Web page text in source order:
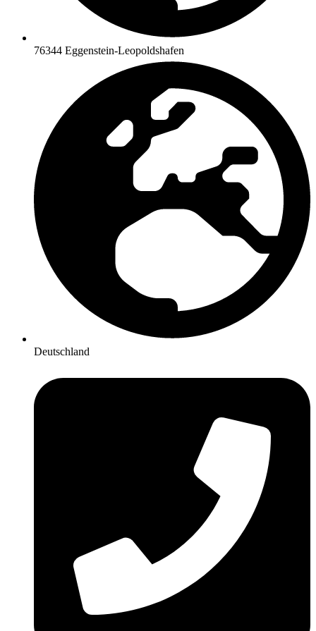
76344 Eggenstein-Leopoldshafen
Deutschland